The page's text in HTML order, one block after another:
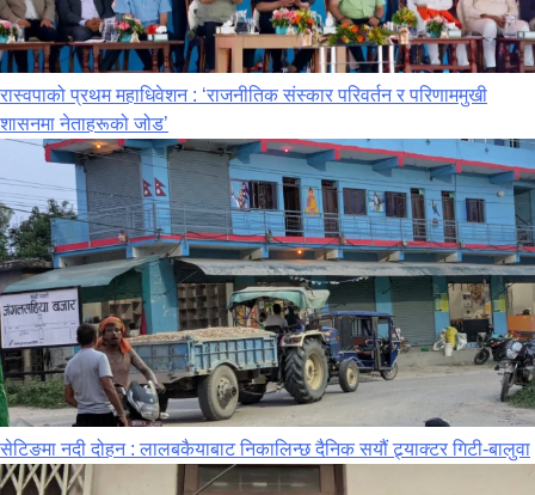
रास्वपाको प्रथम महाधिवेशन : ‘राजनीतिक संस्कार परिवर्तन र परिणाममुखी
शासनमा नेताहरूको जोड’
सेटिङमा नदी दोहन : लालबकैयाबाट निकालिन्छ दैनिक सयौं ट्र्याक्टर गिटी-बालुवा